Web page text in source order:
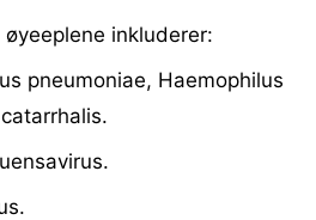
inkluderer:
pneumoniae, Haemophilus